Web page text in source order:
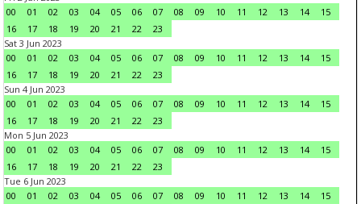
00
01 02 03 04 05 06 07 08 09 10 11 12 13 14
15
16
17 18 19 20 21 22
23
Sat 3 Jun 2023
00
01 02 03 04 05 06 07 08 09 10 11 12 13 14
15
16
17 18 19 20 21 22
23
Sun 4 Jun 2023
00
01 02 03 04 05 06 07 08 09 10 11 12 13 14
15
16
17 18 19 20 21 22
23
Mon 5 Jun 2023
00
01 02 03 04 05 06 07 08 09 10 11 12 13 14
15
16
17 18 19 20 21 22
23
Tue 6 Jun 2023
00
01 02 03 04 05 06 07 08 09 10 11 12 13 14
15